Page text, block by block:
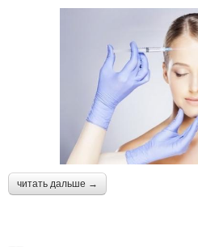
читать дальше →